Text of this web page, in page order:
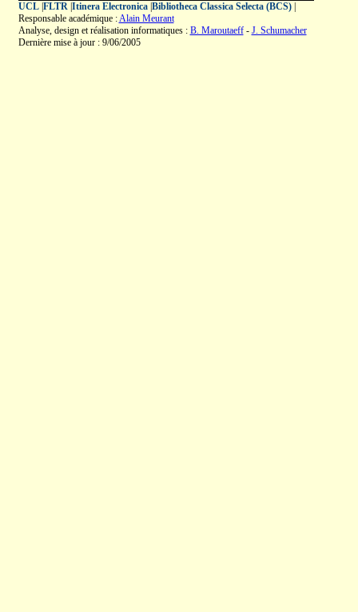
UCL| FLTR| Itinera Electronica| Bibliotheca Classica Selecta (BCS)|
Responsable académique :Alain Meurant
Analyse, design et réalisation informatiques : B. Maroutaeff- J. Schumacher
Dernière mise à jour : 9/06/2005